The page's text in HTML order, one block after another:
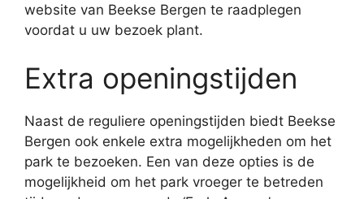
website van Beekse Bergen te raadplegen
voordat u uw bezoek plant.
Extra openingstijden
Naast de reguliere openingstijden biedt Beekse
Bergen ook enkele extra mogelijkheden om het
park te bezoeken. Een van deze opties is de
mogelijkheid om het park vroeger te betreden